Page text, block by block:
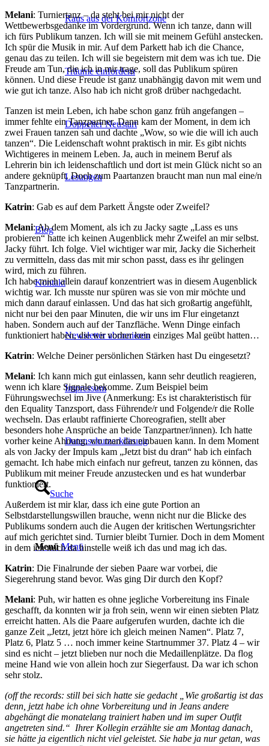
Raus aus der Komfortzone
Träume einfordern
Doppelter Neustart
Lesungen
Blog
Kontakt
Newsletter abonnieren
Impressum
Datenschutzerklärung
Suche
Menü Menü
Melani: Turniertanz – da steht bei mir nicht der
Wettbewerbsgedanke im Vordergrund. Wenn ich tanze, dann will
ich fürs Publikum tanzen. Ich will sie mit meinem Gefühl anstecken.
Ich spür die Musik in mir. Auf dem Parkett hab ich die Chance,
genau das zu teilen. Ich will sie begeistern mit dem was ich tue. Die
Freude am Tun, die ich in mir trage, soll das Publikum spüren
können. Und diese Freude ist ganz unabhängig davon mit wem und
wie gut ich tanze. Also hab ich nicht groß drüber nachgedacht.
Tanzen ist mein Leben, ich habe schon ganz früh angefangen –
immer fehlte ein Tanzpartner. Dann kam der Moment, in dem ich
zwei Frauen tanzen sah und dachte „Wow, so wie die will ich auch
tanzen“. Die Leidenschaft wohnt praktisch in mir. Es gibt nichts
Wichtigeres in meinem Leben. Ja, auch in meinem Beruf als
Lehrerin bin ich leidenschaftlich und dort ist mein Glück nicht so an
andere geknüpft. Doch zum Paartanzen braucht man nun mal eine/n
Tanzpartnerin.
Katrin: Gab es auf dem Parkett Ängste oder Zweifel?
Melani: Ab dem Moment, als ich zu Jacky sagte „Lass es uns
probieren“ hatte ich keinen Augenblick mehr Zweifel an mir selbst.
Jacky führt. Ich folge. Viel wichtiger war mir, Jacky die Sicherheit
zu vermitteln, dass das mit mir schon passt, dass es ihr gelingen
wird, mich zu führen.
Ich habe mich allein darauf konzentriert was in diesem Augenblick
wichtig war. Ich musste nur spüren was sie von mir möchte und
mich dann darauf einlassen. Und das hat sich großartig angefühlt,
nicht nur bei den paar Minuten, die wir uns im Flur eingetanzt
haben. Sondern auch auf der Tanzfläche. Wenn Dinge einfach
funktioniert haben, die wir vorher kein einziges Mal geübt hatten…
Katrin: Welche Deiner persönlichen Stärken hast Du eingesetzt?
Melani: Ich kann mich gut einlassen, kann sehr deutlich reagieren,
wenn ich klare Signale bekomme. Zum Beispiel beim
Führungswechsel im Jive (Anmerkung: Es ist charakteristisch für
den Equality Tanzsport, dass Führende/r und Folgende/r die Rolle
wechseln. Das erlaubt raffinierte Choreografien, stellt aber
besonders hohe Ansprüche an beide Tanzpartner/innen). Ich hatte
vorher keine Ahnung, wo man das einbauen kann. In dem Moment
als von Jacky der Impuls kam „Jetzt bist du dran“ hab ich einfach
gemacht. Ich habe mich einfach nur gefreut, tanzen zu können, das
Publikum mit meiner Freude anzustecken und es hat wunderbar
funktioniert.
Außerdem ist mir klar, dass ich eine gute Portion an
Selbstdarstellungswillen brauche, wenn nicht nur die Blicke des
Publikums sondern auch die Augen der kritischen Wertungsrichter
auf mich gerichtet sind. Turnier bleibt Turnier. Doch in dem Moment
in dem ich mich da hinstelle weiß ich das und mag ich das.
Katrin: Die Finalrunde der sieben Paare war vorbei, die
Siegerehrung stand bevor. Was ging Dir durch den Kopf?
Melani: Puh, wir hatten es ohne jegliche Vorbereitung ins Finale
geschafft, da konnten wir ja froh sein, wenn wir einen siebten Platz
erreicht hatten. Als die Paare aufgerufen wurden, dachte ich die
ganze Zeit „Jetzt, jetzt höre ich gleich meinen Namen“. Platz 7,
Platz 6, Platz 5 … noch immer keine Startnummer 37. Platz 4 – wir
sind es nicht – jetzt blieben nur noch die Medaillenplätze. Da flog
meine Hand wie von allein hoch zur Siegerfaust. Da war ich schon
sehr stolz.
(off the records: still bei sich hatte sie gedacht „Wie großartig ist das
denn, jetzt habe ich ohne Vorbereitung und in Jeans andere
abgehängt die monatelang trainiert haben und im super Outfit
angetreten sind.“ Ihrer Kollegin erzählte sie am Montag danach,
sie hätte ja eigentlich nicht viel geleistet. Sie habe ja nur getan, was